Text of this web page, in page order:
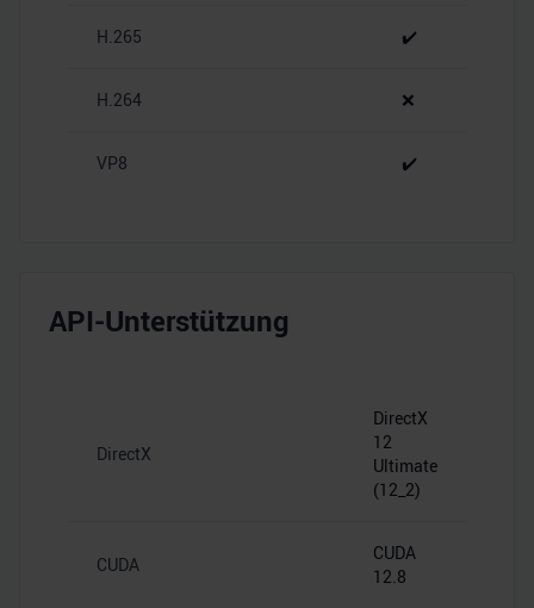
Verwendung unserer Website an unsere Partner für
Partner führen diese Informationen möglicherweise mit
haben oder die sie im Rahmen Ihrer Nutzung der Dienste
H.265 ✔️
H.264 ❌
VP8 ✔️
API-Unterstützung
DirectX
DirectX
12
Ultimate
(12_2)
CUDA
CUDA
12.8